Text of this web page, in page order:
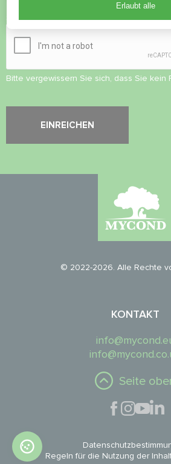
Sicherheitsüberprüfung*
Bitte vergewissern Sie sich, dass Sie kein
© 2022-2026. Alle Rechte
KONTAKT
Seite
Regeln für die Nutzung der
Erlaubt alle